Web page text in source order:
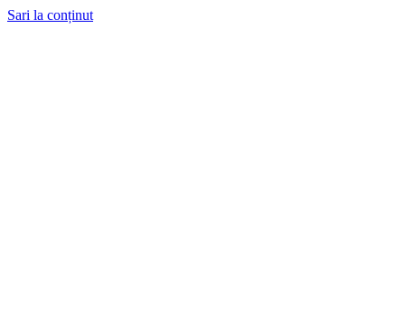
Sari la conținut